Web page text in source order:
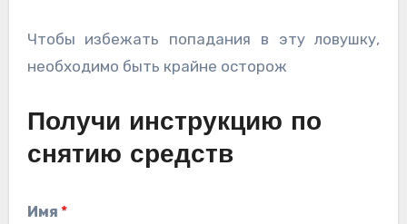
Чтобы избежать попадания в эту ловушку,
необходимо быть крайне осторож
Получи инструкцию по
снятию средств
Имя *